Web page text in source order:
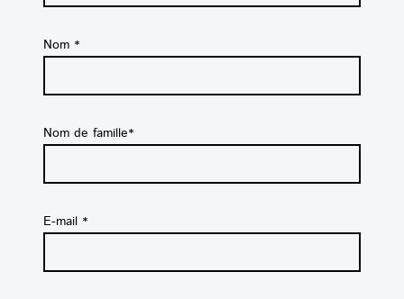
Nom *
Nom de famille*
E-mail *